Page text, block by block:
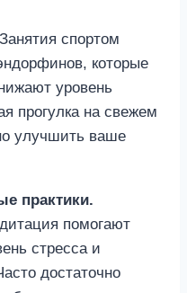
Занятия спортом
которые
уровень
прогулка на свежем
улучшить ваше
практики.
помогают
стресса и
достаточно